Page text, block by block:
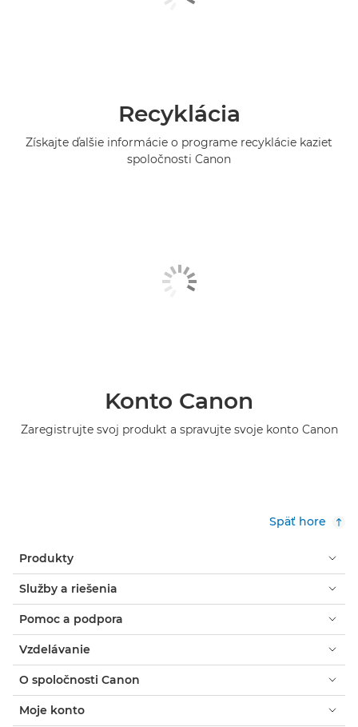
Recyklácia
Získajte ďalšie informácie o programe recyklácie kaziet
spoločnosti Canon
Konto Canon
Zaregistrujte svoj produkt a spravujte svoje konto Canon
Späť hore
Produkty
Služby a riešenia
Pomoc a podpora
Vzdelávanie
O spoločnosti Canon
Moje konto